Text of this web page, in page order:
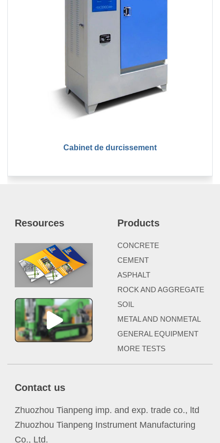
Cabinet de durcissement
Resources Products
CONCRETE
CEMENT
ASPHALT
ROCK AND AGGREGATE
SOIL
METAL AND NONMETAL
GENERAL EQUIPMENT
MORE TESTS
Contact us
Zhuozhou Tianpeng imp. and exp. trade co., ltd
Zhuozhou Tianpeng Instrument Manufacturing
Co., Ltd.